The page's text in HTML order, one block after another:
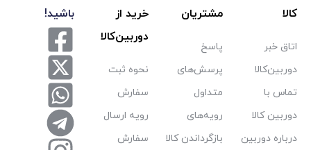
مشتریان
پاسخ
پرسش‌های
متداول
رویه‌های
بازگرداندن کالا
خرید از
نحوه ثبت
سفارش
رویه ارسال
سفارش
باشید!